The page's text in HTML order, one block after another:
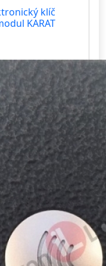
klíč
KARAT